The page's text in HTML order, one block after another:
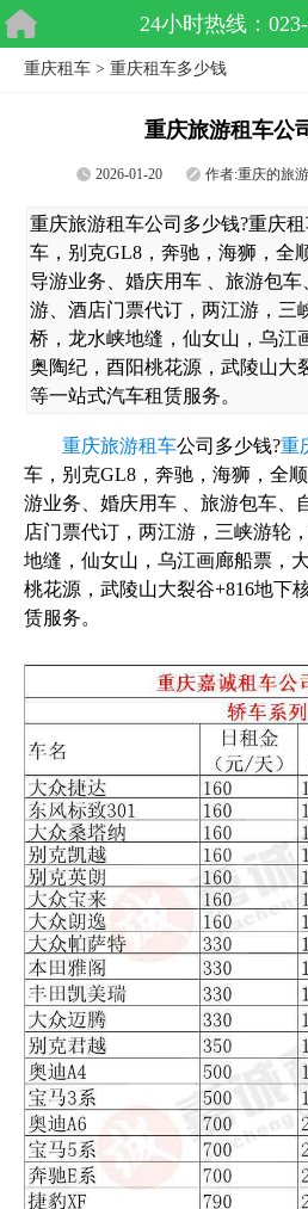
24小时热线：
重庆租车 > 重庆租车多少钱
重庆旅游租车公
2026-01-20 作者:重庆的旅
重庆旅游租车公司多少钱?重庆
车，别克GL8，奔驰，海狮，全
导游业务、婚庆用车 、旅游包
游、酒店门票代订，两江游，三
桥，龙水峡地缝，仙女山，乌江
奥陶纪，酉阳桃花源，武陵山大
等一站式汽车租赁服务。
重庆旅游租车公司多少钱?重
车，别克GL8，奔驰，海狮，全
游业务、婚庆用车 、旅游包车、
店门票代订，两江游，三峡游轮
地缝，仙女山，乌江画廊船票，
桃花源，武陵山大裂谷+816地下
赁服务。